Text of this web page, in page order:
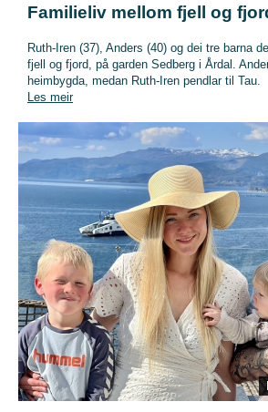
Familieliv mellom fjell og
Ruth-Iren (37), Anders (40) og dei tre barna
fjell og fjord, på garden Sedberg i Årdal.
heimbygda, medan Ruth-Iren pendlar til Tau.
Les meir